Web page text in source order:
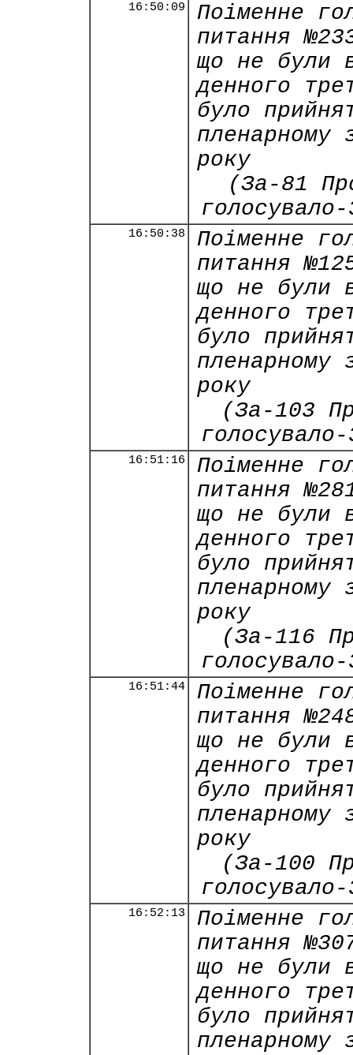
16:50:09
Поіменне
питання
що не були
денного
було
пленарному
року
(За-81
16:50:38
Поіменне
питання
що не були
денного
було
пленарному
року
(За-103
16:51:16
Поіменне
питання
що не були
денного
було
пленарному
року
(За-116
16:51:44
Поіменне
питання
що не були
денного
було
пленарному
року
(За-100
16:52:13
Поіменне
питання
що не були
денного
було
пленарному